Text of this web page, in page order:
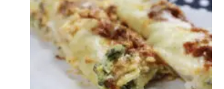
(UTILIZZANDO
INGREDIENTI
CHE
HAI
GIÀ
A
CASA)